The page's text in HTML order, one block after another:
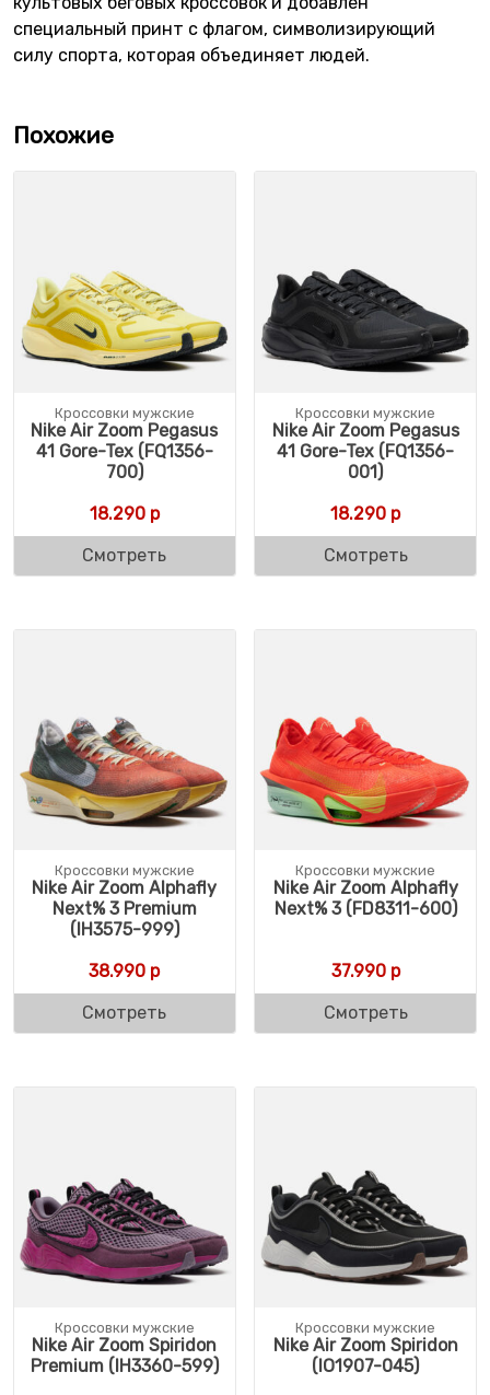
специальный принт с флагом, символизирующий
силу спорта, которая объединяет людей.
Похожие
Кроссовки мужские
Nike Air Zoom Pegasus
41 Gore-Tex (FQ1356-
700)
18.290р
Смотреть
Кроссовки мужские
Nike Air Zoom Pegasus
41 Gore-Tex (FQ1356-
001)
18.290 р
Смотреть
Кроссовки мужские
Nike Air Zoom Alphafly
Next% 3 Premium
(IH3575-999)
38.990 р
Смотреть
Кроссовки мужские
Nike Air Zoom Alphafly
Next% 3 (FD8311-600)
37.990р
Смотреть
Кроссовки мужские
Nike Air Zoom Spiridon
Premium (IH3360-599)
Кроссовки мужские
Nike Air Zoom Spiridon
(IO1907-045)